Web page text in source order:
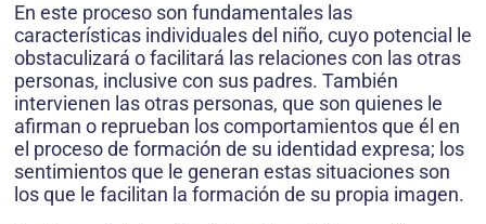
En este proceso son fundamentales las
características individuales del niño, cuyo potencial le
obstaculizará o facilitará las relaciones con las otras
personas, inclusive con sus padres. También
intervienen las otras personas, que son quienes le
afirman o reprueban los comportamientos que él en
el proceso de formación de su identidad expresa; los
sentimientos que le generan estas situaciones son
los que le facilitan la formación de su propia imagen.